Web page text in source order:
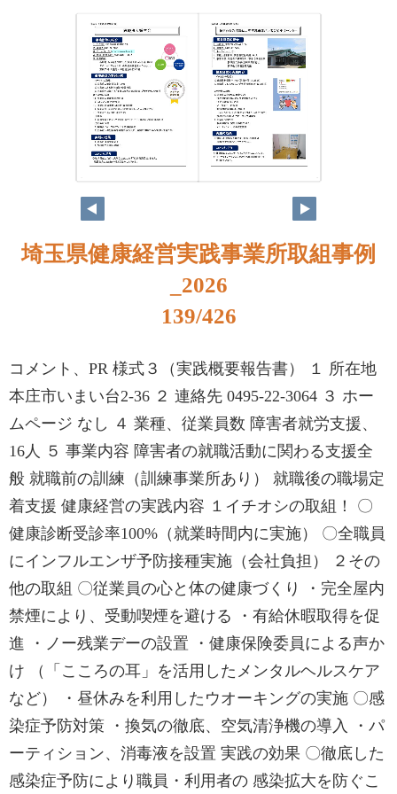
123
埼玉県健康経営実践事業所取組事例
_2026
139/426
コメント、PR 様式３（実践概要報告書） １ 所在地
本庄市いまい台2-36 ２ 連絡先 0495-22-3064 ３ ホー
ムページ なし ４ 業種、従業員数 障害者就労支援、
16人 ５ 事業内容 障害者の就職活動に関わる支援全
般 就職前の訓練（訓練事業所あり） 就職後の職場定
着支援 健康経営の実践内容 １イチオシの取組！ 〇
健康診断受診率100%（就業時間内に実施） 〇全職員
にインフルエンザ予防接種実施（会社負担） ２その
他の取組 〇従業員の心と体の健康づくり ・完全屋内
禁煙により、受動喫煙を避ける ・有給休暇取得を促
進 ・ノー残業デーの設置 ・健康保険委員による声か
け （「こころの耳」を活用したメンタルヘルスケア
など） ・昼休みを利用したウオーキングの実施 〇感
染症予防対策 ・換気の徹底、空気清浄機の導入 ・パ
ーティション、消毒液を設置 実践の効果 〇徹底した
感染症予防により職員・利用者の 感染拡大を防ぐこ